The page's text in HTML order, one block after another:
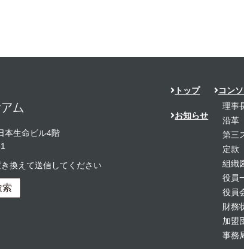
本生命ビル4階
換えて送信してください
索
トップ
お知らせ
コン
理事
沿革
第三
定款
組織
役員
役員
財務
加盟
事務